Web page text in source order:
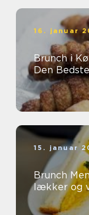
16. januar
Brunch i
Den
15. januar
Brunch
lækker og